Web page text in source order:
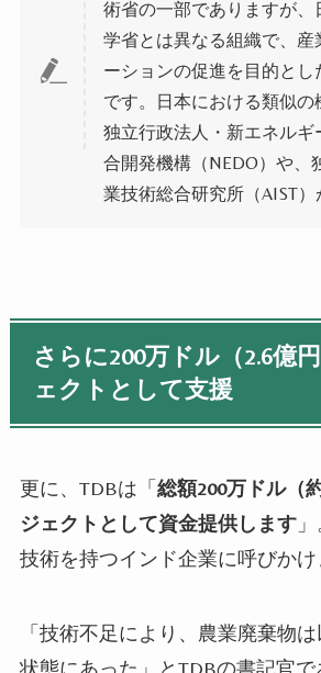
術省の一部でありますが、
学省とは異なる組織で、産
ーションの促進を目的とし
です。日本における類似の
独立行政法人・新エネルギ
合開発機構（NEDO）や、
業技術総合研究所（AIST）
さらに200万ドル（2.6億
ェクトとして支援
更に、TDBは「 総額200万ドル（
ジェクトとして資金提供します」
技術を持つインド企業に呼びかけ
「技術不足により、農業廃棄物
状態にあった」とTDBの書記官で